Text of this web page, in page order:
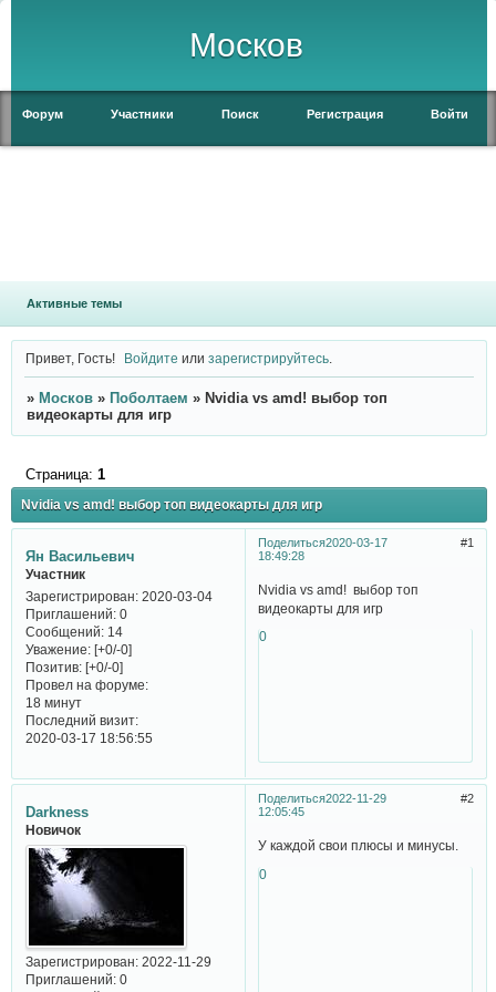
Москов
Форум Участники Поиск Регистрация Войти
Активные темы
Привет, Гость! Войдите илизарегистрируйтесь
» Москов » Поболтаем » Nvidia vs amd! выбор топ
видеокарты для игр
Nvidia vs amd! выбор топ видеокарты для игр
Страница: 1
Поделиться 1
2020-03-17
18:49:28
Ян Васильевич
Участник
Зарегистрирован: 2020-03-04
Приглашений:0
Сообщений:14
Уважение: [+0/-0]
Позитив: [+0/-0]
Провел на форуме:
18 минут
Последний визит:
2020-03-17 18:56:55
Nvidia vs amd! выбор топ
видеокарты для игр
0
Поделиться 2
2022-11-29
12:05:45
Darkness
Новичок
Зарегистрирован: 2022-11-29
Приглашений:0
У каждой свои плюсы и минусы.
0